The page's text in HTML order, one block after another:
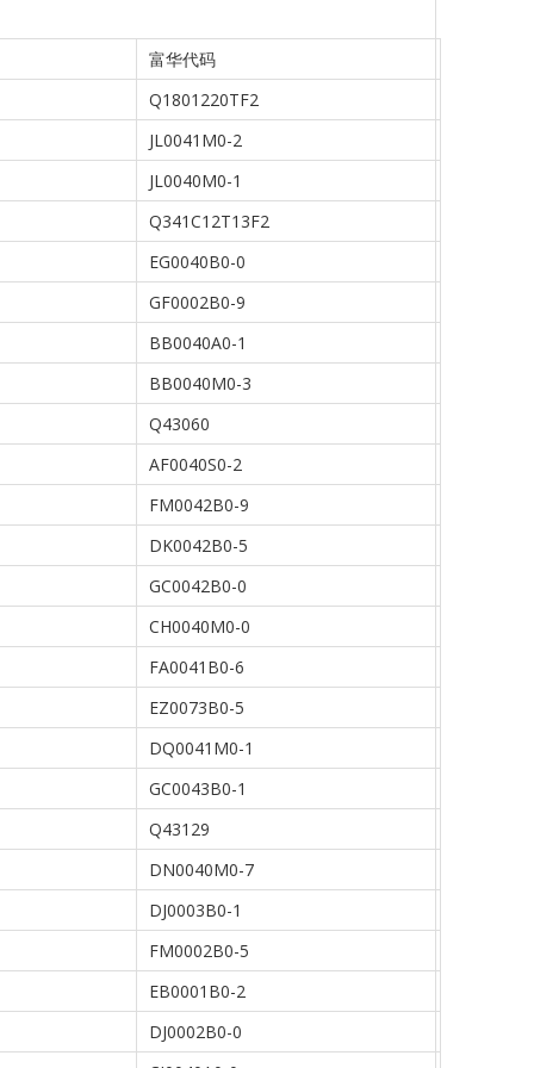
富华代码
Q1801220TF2
JL0041M0-2
JL0040M0-1
Q341C12T13F2
EG0040B0-0
GF0002B0-9
BB0040A0-1
BB0040M0-3
Q43060
AF0040S0-2
FM0042B0-9
DK0042B0-5
GC0042B0-0
CH0040M0-0
FA0041B0-6
EZ0073B0-5
DQ0041M0-1
GC0043B0-1
Q43129
DN0040M0-7
DJ0003B0-1
FM0002B0-5
EB0001B0-2
DJ0002B0-0